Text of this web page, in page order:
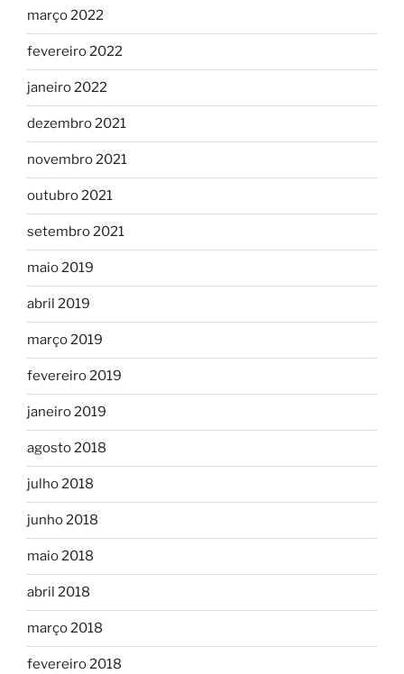
março 2022
fevereiro 2022
janeiro 2022
dezembro 2021
novembro 2021
outubro 2021
setembro 2021
maio 2019
abril 2019
março 2019
fevereiro 2019
janeiro 2019
agosto 2018
julho 2018
junho 2018
maio 2018
abril 2018
março 2018
fevereiro 2018